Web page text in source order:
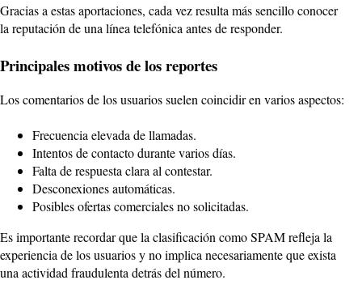
Gracias a estas aportaciones, cada vez resulta más sencillo conocer
la reputación de una línea telefónica antes de responder.
Principales motivos de los reportes
Los comentarios de los usuarios suelen coincidir en varios aspectos:
Frecuencia elevada de llamadas.
Intentos de contacto durante varios días.
Falta de respuesta clara al contestar.
Desconexiones automáticas.
Posibles ofertas comerciales no solicitadas.
Es importante recordar que la clasificación como SPAM refleja la
experiencia de los usuarios y no implica necesariamente que exista
una actividad fraudulenta detrás del número.